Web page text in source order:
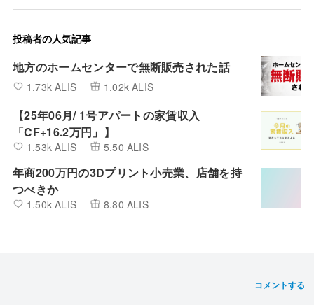
投稿者の人気記事
地方のホームセンターで無断販売された話
1.73k ALIS 1.02k ALIS
【25年06月/ 1号アパートの家賃収入
「CF+16.2万円」】
1.53k ALIS 5.50 ALIS
年商200万円の3Dプリント小売業、店舗を持
つべきか
1.50k ALIS 8.80 ALIS
コメントする